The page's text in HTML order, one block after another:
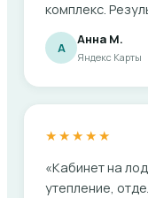
комплекс.
А
Анна М.
Яндекс Карты
★★★★★
«Кабинет на
утепление,